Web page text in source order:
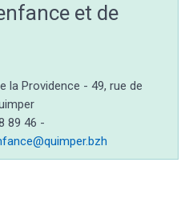
et de
la Providence - 49, rue de
89 46 -